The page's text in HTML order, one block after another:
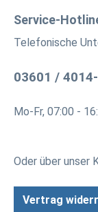
Service-
Telefonische
03601 /
Mo-Fr, 07:00 -
Oder über unser
Vertrag